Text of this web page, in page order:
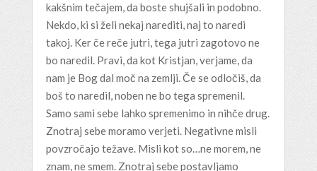
kakšnim tečajem, da boste shujšali in podobno.
Nekdo, ki si želi nekaj narediti, naj to naredi
takoj. Ker če reče jutri, tega jutri zagotovo ne
bo naredil. Pravi, da kot Kristjan, verjame, da
nam je Bog dal moč na zemlji. Če se odločiš, da
boš to naredil, noben ne bo tega spremenil.
Samo sami sebe lahko spremenimo in nihče drug.
Znotraj sebe moramo verjeti. Negativne misli
povzročajo težave. Misli kot so…ne morem, ne
znam, ne smem. Znotraj sebe postavljamo